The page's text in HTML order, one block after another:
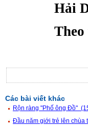
Hải
Theo
Các bài viết khác
Rộn ràng "Phố ông Đồ"
Đầu năm giới trẻ lên chùa